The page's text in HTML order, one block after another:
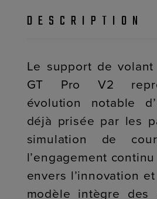
DESCRIPTION
Le support de
GT Pro V2
évolution notable
déjà prisée par les
simulation de
l’engagement
envers l’innovation
modèle intègre des